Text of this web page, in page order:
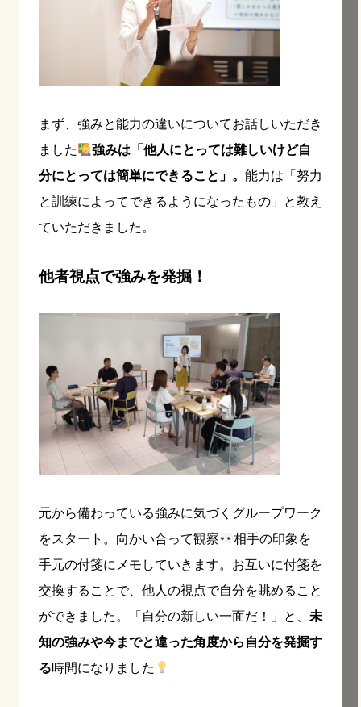
まず、強みと能力の違いについてお話しいただき
ました
強みは「他人にとっては難しいけど自
分にとっては簡単にできること」。 能力は「努力
と訓練によってできるようになったもの」と教え
ていただきました。
他者視点で強みを発掘！
元から備わっている強みに気づくグループワーク
をスタート。向かい合って観察
相手の印象を
手元の付箋にメモしていきます。お互いに付箋を
交換することで、他人の視点で自分を眺めること
ができました。「自分の新しい一面だ！」と、 未
知の強みや今までと違った角度から自分を発掘す
る時間になりました